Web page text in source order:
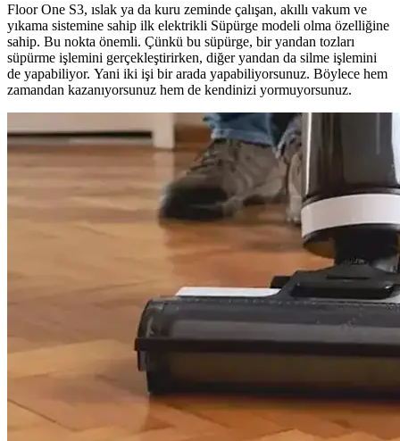
Floor One S3, ıslak ya da kuru zeminde çalışan, akıllı vakum ve
yıkama sistemine sahip ilk elektrikli Süpürge modeli olma özelliğine
sahip. Bu nokta önemli. Çünkü bu süpürge, bir yandan tozları
süpürme işlemini gerçekleştirirken, diğer yandan da silme işlemini
de yapabiliyor. Yani iki işi bir arada yapabiliyorsunuz. Böylece hem
zamandan kazanıyorsunuz hem de kendinizi yormuyorsunuz.